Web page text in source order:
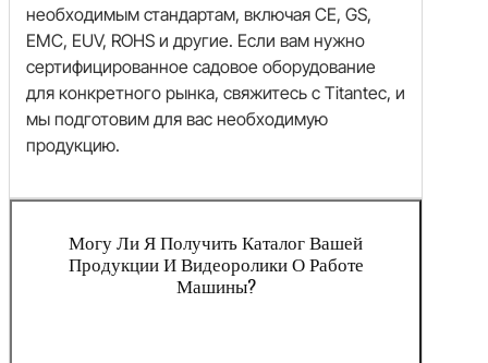
необходимым стандартам, включая CE, GS,
EMC, EUV, ROHS и другие. Если вам нужно
сертифицированное садовое оборудование
для конкретного рынка, свяжитесь с Titantec, и
мы подготовим для вас необходимую
продукцию.
Могу Ли Я Получить Каталог Вашей
Продукции И Видеоролики О Работе
Машины?